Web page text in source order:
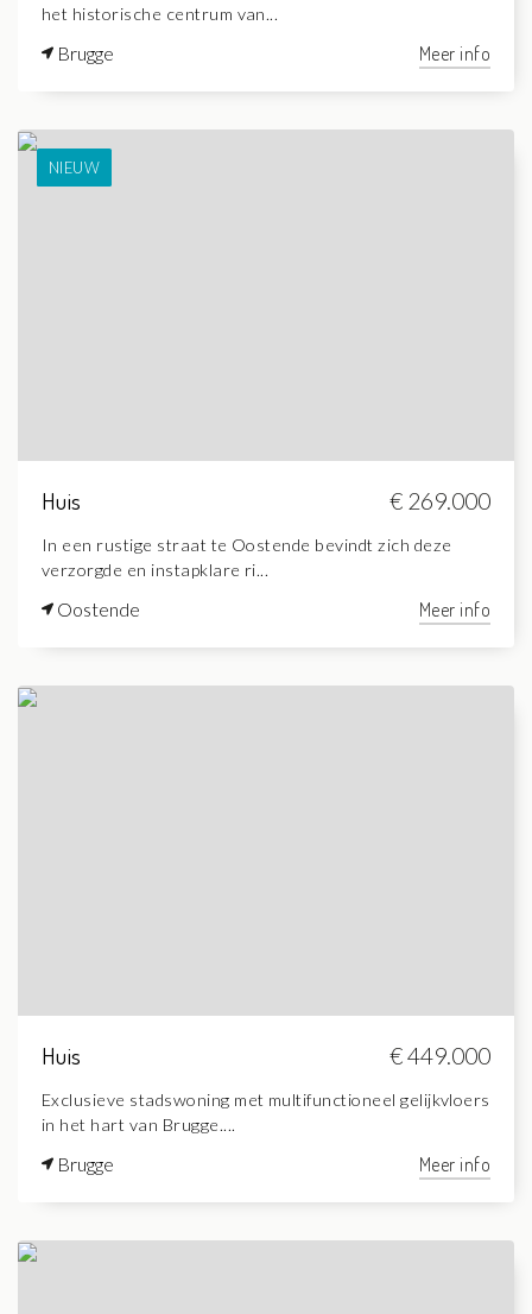
het historische centrum van...
Brugge Meer info
NIEUW
Huis € 269.000
In een rustige straat te Oostende bevindt zich deze
verzorgde en instapklare ri...
Oostende Meer info
Huis € 449.000
Exclusieve stadswoning met multifunctioneel gelijkvloers
in het hart van Brugge....
Brugge Meer info